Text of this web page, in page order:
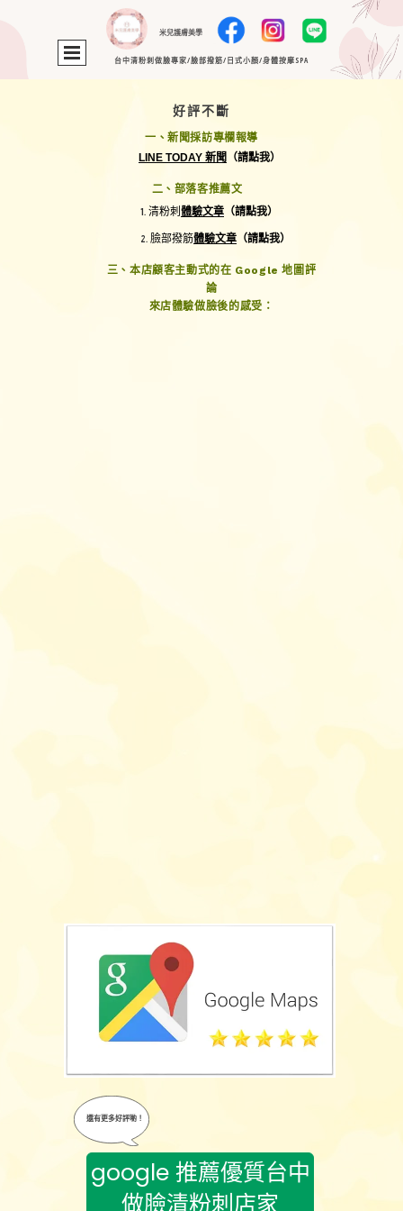
台中清粉刺做臉專家/臉部撥筋/日式小顏/身體按摩SPA
米兒護膚美學
好評不斷
還有更多好評喲！
google 推薦優質台中
做臉清粉刺店家
二、部落客推薦文
三、本店顧客主動式的在 Google 地圖評
論
來店體驗做臉後的感受：
一、新聞採訪專欄報導
LINE TODAY 新聞 （請點我）
1. 清粉刺 體驗文章 （請點我）
2. 臉部撥筋體驗文章 （請點我）